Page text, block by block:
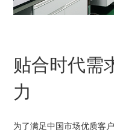
贴合时代需
力
为了满足中国市场优质客